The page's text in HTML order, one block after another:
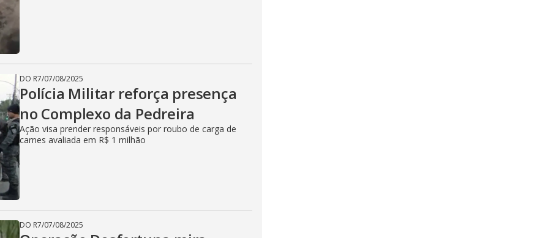
DO R7/07/08/2025
Polícia Militar reforça presença
no Complexo da Pedreira
Ação visa prender responsáveis por roubo de carga de
carnes avaliada em R$ 1 milhão
DO R7/07/08/2025